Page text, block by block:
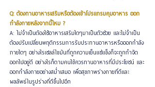
Q: ต้องทานอาหารเสริมหรือต้องเข้าโปรแกรมคุมอาหาร ออก
กำลังกายหลังจากนี้ไหม ?
A: ไม่จำเป็นต้องใช้อาหารเสริมใดๆมาเป็นตัวช่วย และไม่จำเป็น
ต้องปรับเปลี่ยนพฤติกรรมการรับประทานอาหารหรือออกกำลัง
กายใดๆ อย่างไรเซลล์ไขมันที่ถูกความเย็นแช่แข็งก็จะถูกกำจัด
ออกไปอยู่ดี อย่างไรก็ตามคนไข้ควรทานอาหารที่มีประโยชน์ และ
ออกกำลังกายอย่างสม่ำเสมอ เพื่อสุขภาพร่างกายที่ดีและ
ผลลัพธ์ในรูปร่างที่ดีขึ้นไปอีก